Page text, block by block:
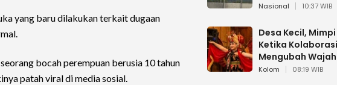
yang baru dilakukan terkait dugaan
bocah perempuan berusia 10 tahun
patah viral di media sosial.
Nasional 10:37 WIB
Desa Kecil,
Ketika Kolaborasi
Mengubah
Kolom 08:19 WIB